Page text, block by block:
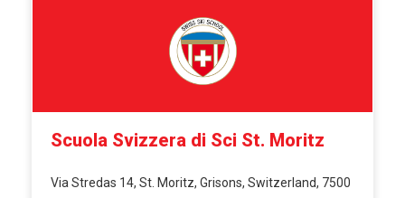
Scuola Svizzera di Sci St. Moritz
Via Stredas 14, St. Moritz, Grisons, Switzerland, 7500